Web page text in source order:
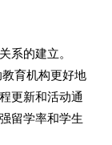
系的建立。
育机构更好地
更新和活动通
留学率和学生